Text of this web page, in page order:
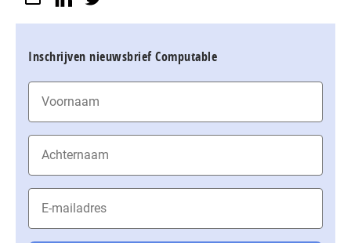
Inschrijven nieuwsbrief Computable